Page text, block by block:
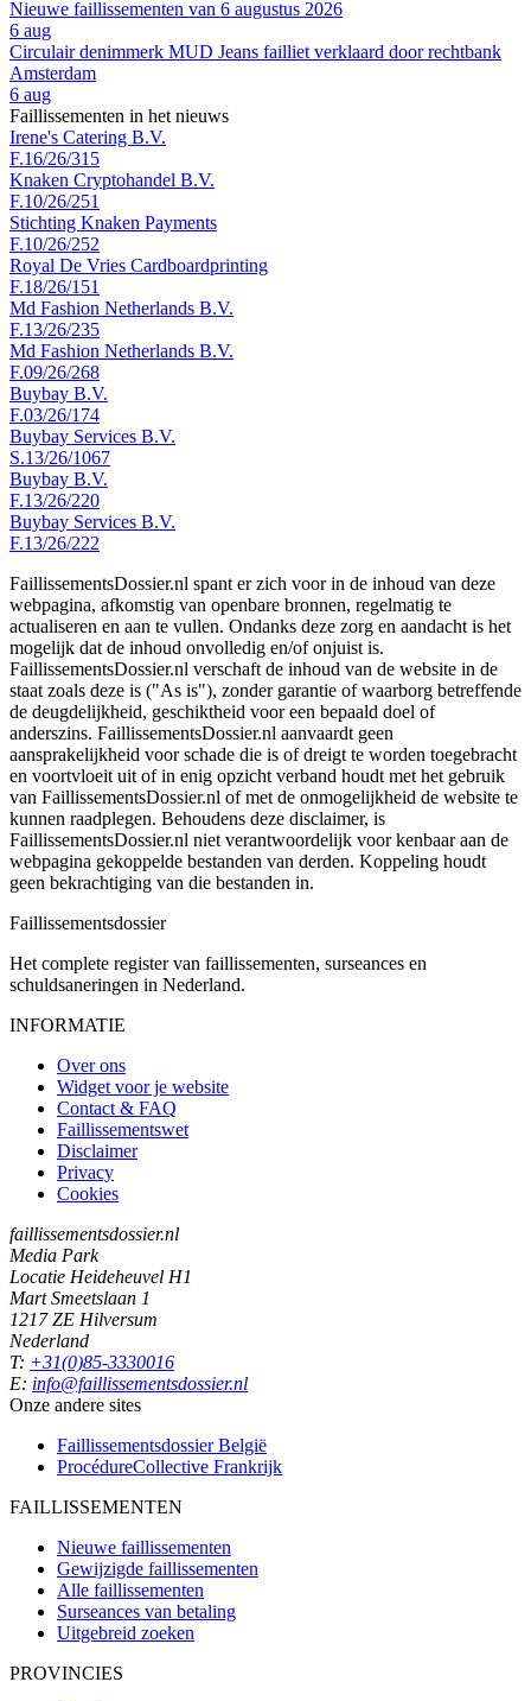
Nieuwe faillissementen van 6 augustus 2026
6 aug
Circulair denimmerk MUD Jeans failliet verklaard door rechtbank
Amsterdam
6 aug
Faillissementen in het nieuws
Irene's Catering B.V.
F.16/26/315
Knaken Cryptohandel B.V.
F.10/26/251
Stichting Knaken Payments
F.10/26/252
Royal De Vries Cardboardprinting
F.18/26/151
Md Fashion Netherlands B.V.
F.13/26/235
Md Fashion Netherlands B.V.
F.09/26/268
Buybay B.V.
F.03/26/174
Buybay Services B.V.
S.13/26/1067
Buybay B.V.
F.13/26/220
Buybay Services B.V.
F.13/26/222
FaillissementsDossier.nl spant er zich voor in de inhoud van deze
webpagina, afkomstig van openbare bronnen, regelmatig te
actualiseren en aan te vullen. Ondanks deze zorg en aandacht is het
mogelijk dat de inhoud onvolledig en/of onjuist is.
FaillissementsDossier.nl verschaft de inhoud van de website in de
staat zoals deze is ("As is"), zonder garantie of waarborg betreffende
de deugdelijkheid, geschiktheid voor een bepaald doel of
anderszins. FaillissementsDossier.nl aanvaardt geen
aansprakelijkheid voor schade die is of dreigt te worden toegebracht
en voortvloeit uit of in enig opzicht verband houdt met het gebruik
van FaillissementsDossier.nl of met de onmogelijkheid de website te
kunnen raadplegen. Behoudens deze disclaimer, is
FaillissementsDossier.nl niet verantwoordelijk voor kenbaar aan de
webpagina gekoppelde bestanden van derden. Koppeling houdt
geen bekrachtiging van die bestanden in.
Faillissementsdossier
Het complete register van faillissementen, surseances en
schuldsaneringen in Nederland.
INFORMATIE
Over ons
Widget voor je website
Contact & FAQ
Faillissementswet
Disclaimer
Privacy
Cookies
faillissementsdossier.nl
Media Park
Locatie Heideheuvel H1
Mart Smeetslaan 1
1217 ZE Hilversum
Nederland
T: +31(0)85-3330016
E: info@faillissementsdossier.nl
Onze andere sites
Faillissementsdossier België
ProcédureCollective Frankrijk
FAILLISSEMENTEN
Nieuwe faillissementen
Gewijzigde faillissementen
Alle faillissementen
Surseances van betaling
Uitgebreid zoeken
PROVINCIES